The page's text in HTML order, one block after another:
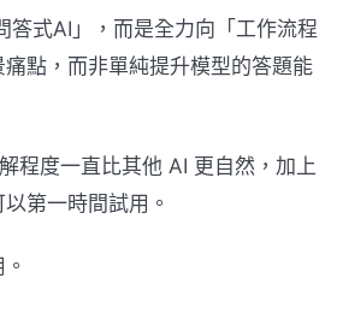
式AI」，而是全力向「工作流程
點，而非單純提升模型的答題能
程度一直比其他 AI 更自然，加上
第一時間試用。